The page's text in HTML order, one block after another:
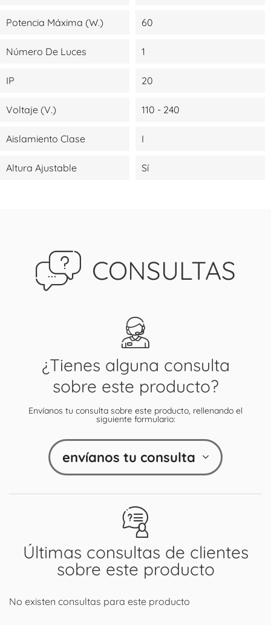
Potencia Máxima (W.) 60
Número De Luces 1
IP 20
Voltaje (V.) 110 - 240
Aislamiento Clase I
Altura Ajustable Sí
CONSULTAS
Últimas consultas de clientes
sobre este producto
No existen consultas para este producto
¿Tienes alguna consulta
sobre este producto?
Envíanos tu consulta sobre este producto, rellenando el
siguiente formulario:
envíanos tu consulta